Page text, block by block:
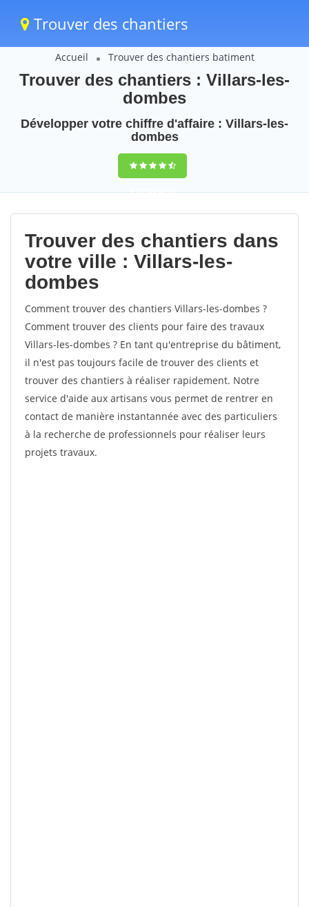
Trouver des chantiers
Accueil Trouver des chantiers batiment
Trouver des chantiers : Villars-les-
dombes
Développer votre chiffre d'affaire : Villars-les-
dombes
9,5(100%)48
votes
Trouver des chantiers dans
votre ville : Villars-les-
dombes
Comment trouver des chantiers Villars-les-dombes ?
Comment trouver des clients pour faire des travaux
Villars-les-dombes ? En tant qu'entreprise du bâtiment,
il n'est pas toujours facile de trouver des clients et
trouver des chantiers à réaliser rapidement. Notre
service d'aide aux artisans vous permet de rentrer en
contact de manière instantannée avec des particuliers
à la recherche de professionnels pour réaliser leurs
projets travaux.